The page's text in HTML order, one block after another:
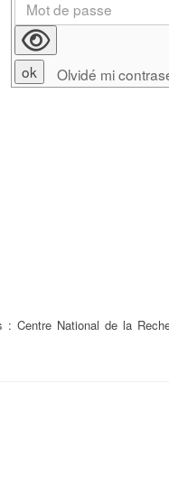
Centre National de la
Olvidé mi